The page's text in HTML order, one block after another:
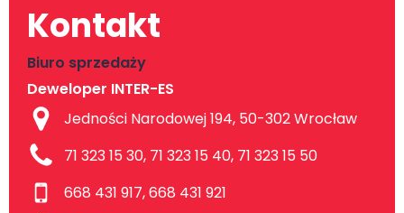
Kontakt
Biuro sprzedaży
Deweloper INTER-ES
Jedności Narodowej 194, 50-302 Wrocław
71 323 15 30, 71 323 15 40, 71 323 15 50
668 431 917, 668 431 921